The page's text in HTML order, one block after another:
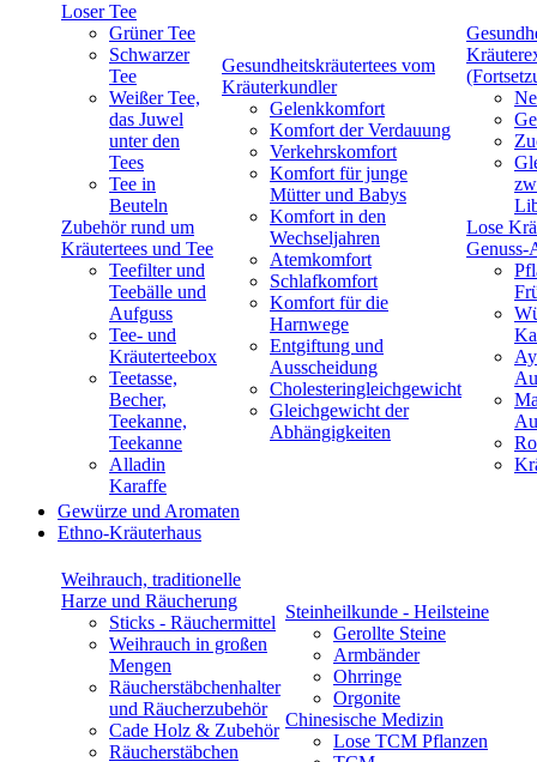
Loser Tee
Grüner Tee
Schwarzer
Tee
Weißer Tee,
das Juwel
unter den
Tees
Tee in
Beuteln
Zubehör rund um
Kräutertees und Tee
Teefilter und
Teebälle und
Aufguss
Tee- und
Kräuterteebox
Teetasse,
Becher,
Teekanne,
Teekanne
Alladin
Karaffe
Gesundheitskräutertees vom
Kräuterkundler
Gelenkkomfort
Komfort der Verdauung
Verkehrskomfort
Komfort für junge
Mütter und Babys
Komfort in den
Wechseljahren
Atemkomfort
Schlafkomfort
Komfort für die
Harnwege
Entgiftung und
Ausscheidung
Cholesteringleichgewicht
Gleichgewicht der
Abhängigkeiten
Lose
Genuss-
Gewürze und Aromaten
Ethno-Kräuterhaus
Weihrauch, traditionelle
Harze und Räucherung
Sticks - Räuchermittel
Weihrauch in großen
Mengen
Räucherstäbchenhalter
und Räucherzubehör
Cade Holz & Zubehör
Räucherstäbchen
Steinheilkunde - Heilsteine
Gerollte Steine
Armbänder
Ohrringe
Orgonite
Chinesische Medizin
Lose TCM Pflanzen